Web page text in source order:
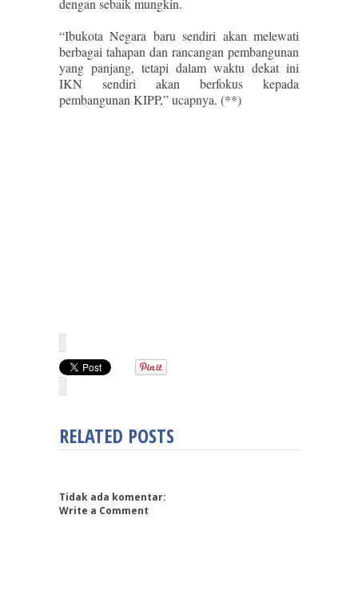
dengan sebaik mungkin.
“Ibukota Negara baru sendiri akan melewati
berbagai tahapan dan rancangan pembangunan
yang panjang, tetapi dalam waktu dekat ini
IKN sendiri akan berfokus kepada
pembangunan KIPP,” ucapnya. (**)
RELATED POSTS
Tidak ada komentar:
Write a Comment